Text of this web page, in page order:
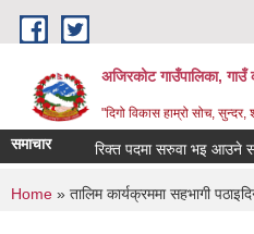
Skip to main content
अजिरकोट गाउँपालिका, गाउँ
"दिगो विकास हाम्रो सोच,
समाचार रिक्त पदमा सरुवा भइ आउने
You are here
Home » तालिम कार्यक्रममा सहभागी